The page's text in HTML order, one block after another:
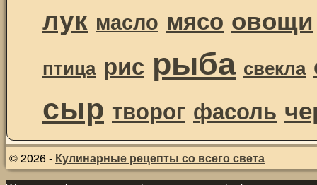
лук масло мясо овощи
птица рис рыба свекла
сыр творог фасоль
© 2026 - Кулинарные рецепты со всего света